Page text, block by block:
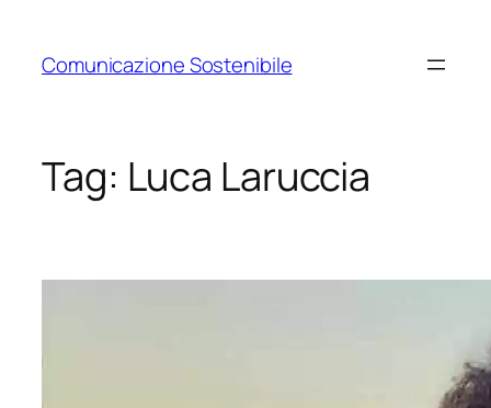
contenuto
Comunicazione Sostenibile
Tag: Luca Laruccia